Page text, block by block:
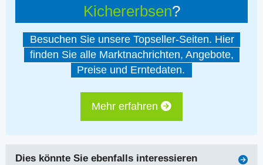
Kichererbsen?
Besuchen Sie unsere Topseller-Seiten. Hier
finden Sie alle Marktnachrichten, Angebote,
Preise und Erntedaten.
Mehr erfahren
Dies könnte Sie ebenfalls interessieren